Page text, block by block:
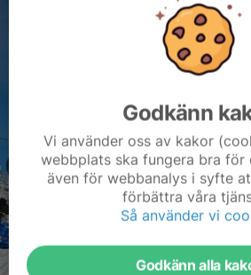
Godkänn
Vi använder oss av kakor
webbplats ska fungera bra för
även för webbanalys i syfte
förbättra våra
Så använder vi
Godkänn alla